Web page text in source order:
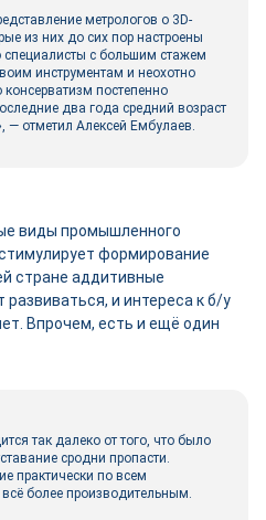
метрологов о 3D-
из них до сих пор настроены
специалисты с большим стажем
инструментам и неохотно
постепенно
два года средний возраст
— отметил Алексей Ембулаев.
виды промышленного
формирование
стране аддитивные
развиваться, и интереса к б/у
Впрочем, есть и ещё один
так далеко от того, что было
сродни пропасти.
практически по всем
более производительным.